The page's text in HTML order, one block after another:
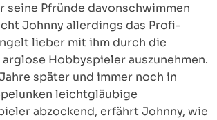
seine Pfründe davonschwimmen
Johnny allerdings das Profi-
lieber mit ihm durch die
Hobbyspieler auszunehmen.
später und immer noch in
leichtgläubige
abzockend, erfährt Johnny, wie